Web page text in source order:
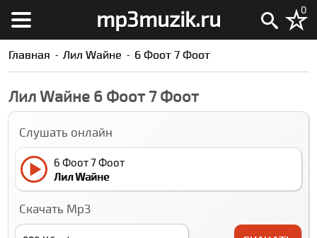
mp3muzik.ru 0
Главная Лил Wайне 6 Фоот 7 Фоот
Лил Wайне 6 Фоот 7 Фоот
Слушать онлайн
6 Фоот 7 Фоот
Лил Wайне
Скачать Mp3